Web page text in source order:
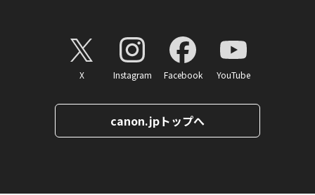
X Instagram Facebook YouTube
canon.jpトップへ